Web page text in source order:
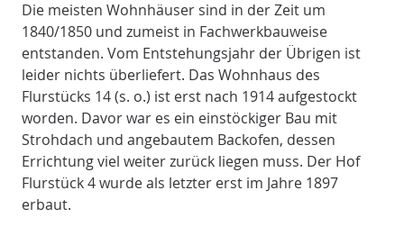
Die meisten Wohnhäuser sind in der Zeit um
1840/1850 und zumeist in Fachwerkbauweise
entstanden. Vom Entstehungsjahr der Übrigen ist
leider nichts überliefert. Das Wohnhaus des
Flurstücks 14 (s. o.) ist erst nach 1914 aufgestockt
worden. Davor war es ein einstöckiger Bau mit
Strohdach und angebautem Backofen, dessen
Errichtung viel weiter zurück liegen muss. Der Hof
Flurstück 4 wurde als letzter erst im Jahre 1897
erbaut.